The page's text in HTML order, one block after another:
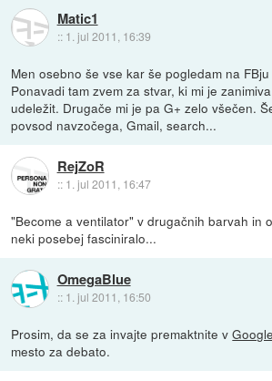
Matic1
:: 1. jul 2011, 16:39
Men osebno še vse kar še pogledam na
Ponavadi tam zvem za stvar, ki mi je
udeležit. Drugače mi je pa G+ zelo všečen.
povsod navzočega, Gmail, search...
RejZoR
:: 1. jul 2011, 16:47
"Become a ventilator" v drugačnih barvah in
neki posebej fasciniralo...
OmegaBlue
:: 1. jul 2011, 16:50
Prosim, da se za invajte premaktnite v
mesto za debato.